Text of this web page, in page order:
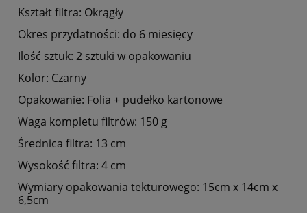
Kształt filtra: Okrągły
Okres przydatności: do 6 miesięcy
Ilość sztuk: 2 sztuki w opakowaniu
Kolor: Czarny
Opakowanie: Folia + pudełko kartonowe
Waga kompletu filtrów: 150 g
Średnica filtra: 13 cm
Wysokość filtra: 4 cm
Wymiary opakowania tekturowego: 15cm x 14cm x
6,5cm